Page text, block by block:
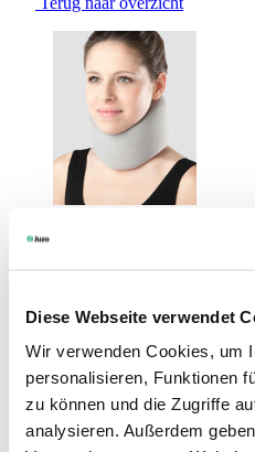
Diese Webseite verwendet
Wir verwenden Cookies, um
personalisieren, Funktionen
zu können und die Zugriffe
analysieren. Außerdem